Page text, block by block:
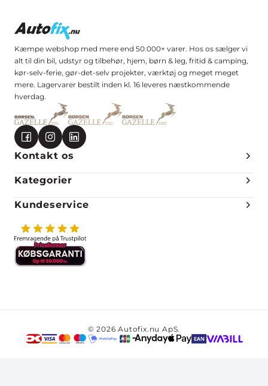
Kæmpe webshop med mere end 50.000+ varer. Hos os sælger vi
alt til din bil, udstyr og tilbehør, hjem, børn & leg, fritid & camping,
kør-selv-ferie, gør-det-selv projekter, værktøj og meget meget
mere. Lagervarer bestilt inden kl. 16 leveres næstkommende
hverdag.
Kontakt os
Kategorier
Kundeservice
© 2026 Autofix.nu ApS.